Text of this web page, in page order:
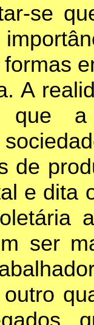
se
A
que a
de
e dita
ser